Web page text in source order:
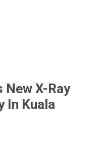
New X-Ray
In Kuala